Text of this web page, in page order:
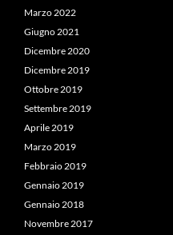
Marzo 2022
Giugno 2021
Dicembre 2020
Dicembre 2019
Ottobre 2019
Settembre 2019
Aprile 2019
Marzo 2019
Febbraio 2019
Gennaio 2019
Gennaio 2018
Novembre 2017